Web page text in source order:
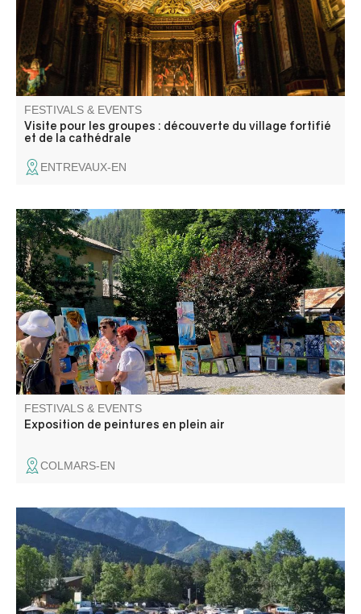
FESTIVALS & EVENTS
Visite pour les groupes : découverte du village fortifié
et de la cathédrale
ENTREVAUX-EN
Venez admirer les créations des artistes de l’association
ACA (art et créations artistiques du Haut Verdon) :
peintures et dessins aquarelles, huiles, pastels.
FESTIVALS & EVENTS
Exposition de peintures en plein air
COLMARS-EN
Foire aux puces, buvette et repas sur place organisé par
le comité des fêtes de Beauvezer.